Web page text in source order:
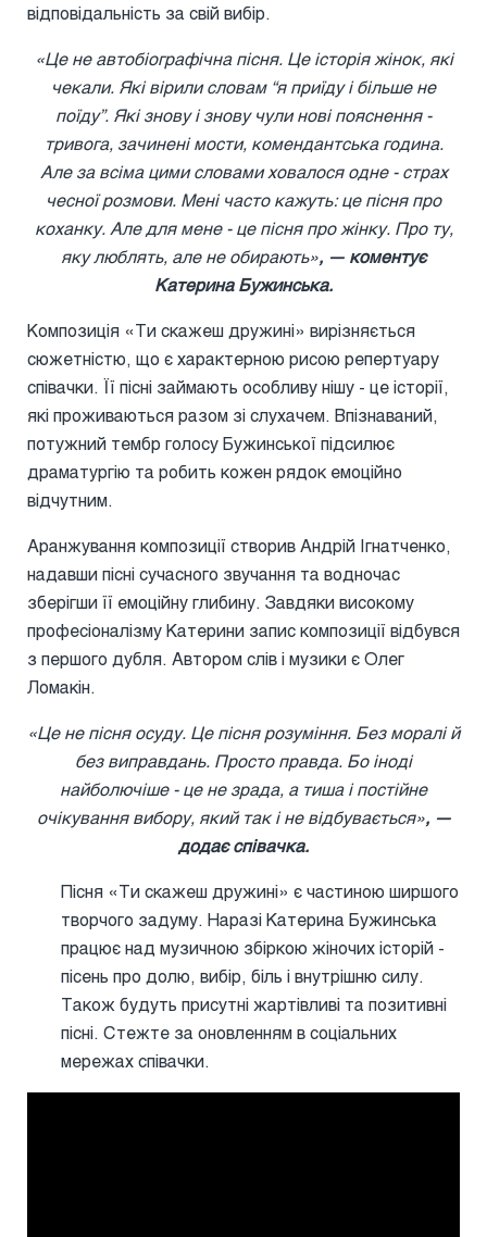
відповідальність за свій вибір.
«Це не автобіографічна пісня. Це історія жінок, які
чекали. Які вірили словам “я приїду і більше не
поїду”. Які знову і знову чули нові пояснення -
тривога, зачинені мости, комендантська година.
Але за всіма цими словами ховалося одне - страх
чесної розмови. Мені часто кажуть: це пісня про
коханку. Але для мене - це пісня про жінку. Про ту,
яку люблять, але не обирають», — коментує
Катерина Бужинська.
Композиція «Ти скажеш дружині» вирізняється
сюжетністю, що є характерною рисою репертуару
співачки. Її пісні займають особливу нішу - це історії,
які проживаються разом зі слухачем. Впізнаваний,
потужний тембр голосу Бужинської підсилює
драматургію та робить кожен рядок емоційно
відчутним.
Аранжування композиції створив Андрій Ігнатченко,
надавши пісні сучасного звучання та водночас
зберігши її емоційну глибину. Завдяки високому
професіоналізму Катерини запис композиції відбувся
з першого дубля. Автором слів і музики є Олег
Ломакін.
«Це не пісня осуду. Це пісня розуміння. Без моралі й
без виправдань. Просто правда. Бо іноді
найболючіше - це не зрада, а тиша і постійне
очікування вибору, який так і не відбувається», —
додає співачка.
Пісня «Ти скажеш дружині» є частиною ширшого
творчого задуму. Наразі Катерина Бужинська
працює над музичною збіркою жіночих історій -
пісень про долю, вибір, біль і внутрішню силу.
Також будуть присутні жартівливі та позитивні
пісні. Стежте за оновленням в соціальних
мережах співачки.